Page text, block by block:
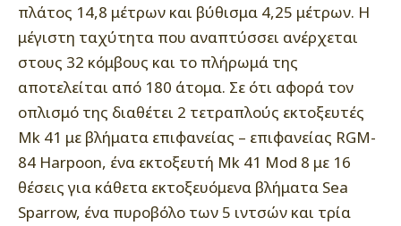
πλάτος 14,8 μέτρων και βύθισμα 4,25 μέτρων. Η
μέγιστη ταχύτητα που αναπτύσσει ανέρχεται
στους 32 κόμβους και το πλήρωμά της
αποτελείται από 180 άτομα. Σε ότι αφορά τον
οπλισμό της διαθέτει 2 τετραπλούς εκτοξευτές
Mk 41 με βλήματα επιφανείας – επιφανείας RGM-
84 Harpoon, ένα εκτοξευτή Mk 41 Mod 8 με 16
θέσεις για κάθετα εκτοξευόμενα βλήματα Sea
Sparrow, ένα πυροβόλο των 5 ιντσών και τρία